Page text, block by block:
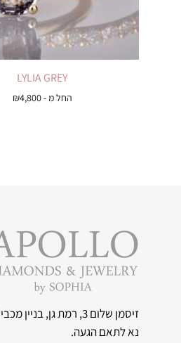
LYLIA GREY
החל מ - ₪4,800
זיסמן שלום 3, רמת גן, בניין מכבי
נא לתאם הגעה.